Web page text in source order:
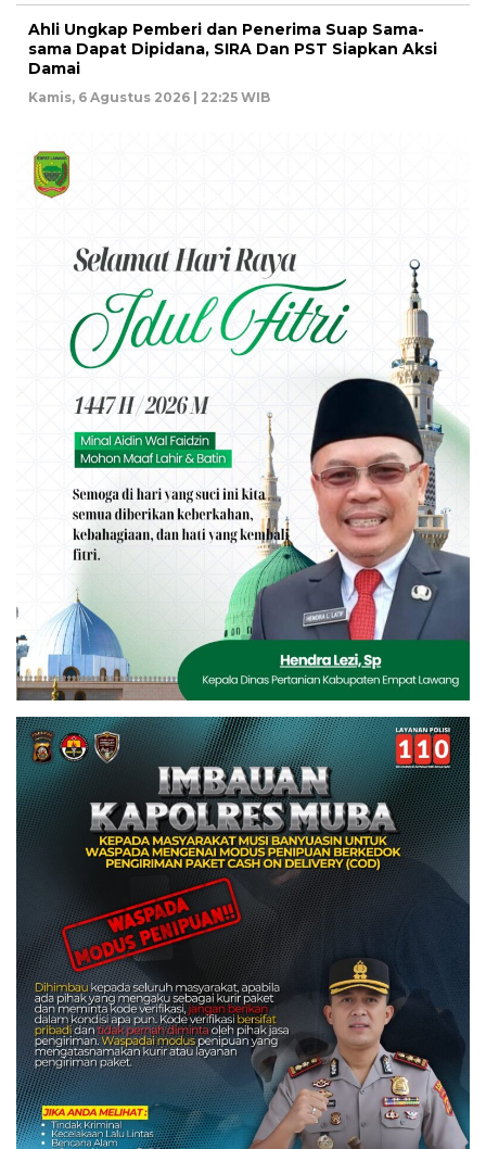
Ahli Ungkap Pemberi dan Penerima Suap Sama-
sama Dapat Dipidana, SIRA Dan PST Siapkan Aksi
Damai
Kamis, 6 Agustus 2026 | 22:25 WIB